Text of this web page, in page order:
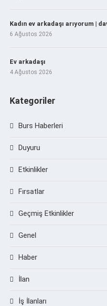
Kadın ev arkadaşı arıyorum |
6 Ağustos 2026
Ev arkadaşı
4 Ağustos 2026
Kategoriler
Burs Haberleri
Duyuru
Etkinlikler
Fırsatlar
Geçmiş Etkinlikler
Genel
Haber
İlan
İş İlanları